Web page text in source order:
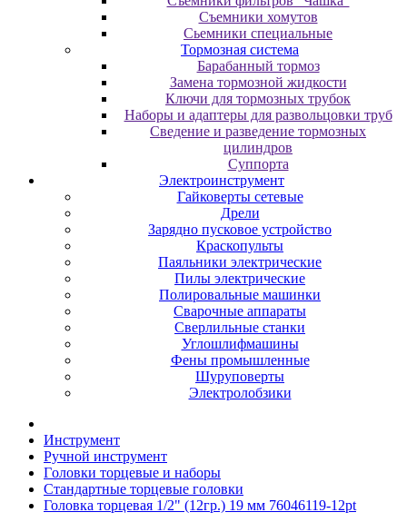
Съемники хомутов
Сьемники специальные
Тормозная система
Барабанный тормоз
Замена тормозной жидкости
Ключи для тормозных трубок
Наборы и адаптеры для развольцовки труб
Сведение и разведение тормозных
цилиндров
Суппорта
Электроинструмент
Гайковерты сетевые
Дрели
Зарядно пусковое устройство
Краскопульты
Паяльники электрические
Пилы электрические
Полировальные машинки
Сварочные аппараты
Сверлильные станки
Углошлифмашины
Фены промышленные
Шуруповерты
Электролобзики
Инструмент
Pучнoй инcтpумeнт
Гoлoвки тopцeвыe и нaбopы
Cтaндapтныe тopцeвыe гoлoвки
Головка торцевая 1/2" (12гр.) 19 мм 76046119-12pt